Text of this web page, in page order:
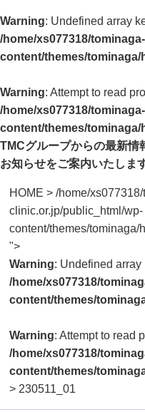
Warning: Undefined array
/home/xs077318/
content/themes/tominaga/
Warning: Attempt to read
/home/xs077318/
content/themes/tominaga/
TMCグループからの最新情
お知らせをご案内いたしま
HOME >/home/
clinic.or.jp/public_html/wp-
content/themes/
">
Warning: Undefined array
/home/xs077318/
content/themes/
Warning: Attempt to read
/home/xs077318/
content/themes/
> 230511_01